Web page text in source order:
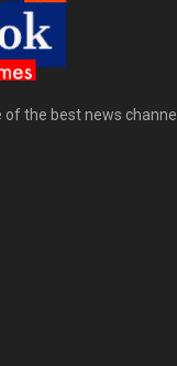
the best news channel